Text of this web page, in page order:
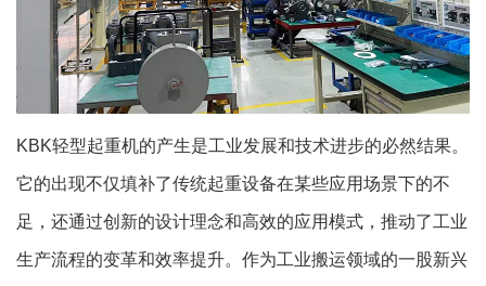
KBK轻型起重机的产生是工业发展和技术进步的必然结果。
它的出现不仅填补了传统起重设备在某些应用场景下的不
足，还通过创新的设计理念和高效的应用模式，推动了工业
生产流程的变革和效率提升。作为工业搬运领域的一股新兴